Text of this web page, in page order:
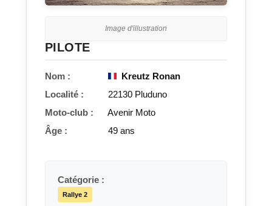
Image d'illustration
PILOTE
Nom :
Kreutz Ronan
Localité :
22130 Pluduno
Moto-club :
Avenir Moto
Âge :
49 ans
Catégorie :
Rallye 2